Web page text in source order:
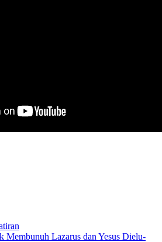
Membunuh Lazarus dan Yesus Dielu-